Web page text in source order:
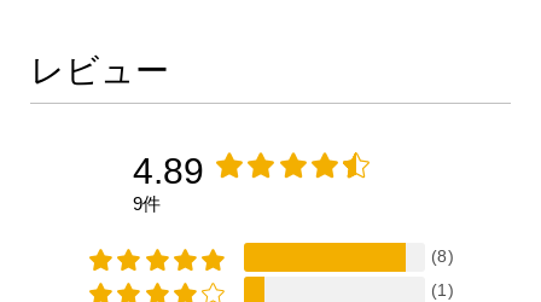
プやネジの切断等で使用し
の径が太いので、カバーや
アタッチメントの共用が出
来ない点は少し残念でし
レビュー
4.89
9件
(8)
(1)